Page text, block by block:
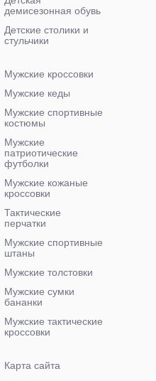
демисезонная обувь
Детские столики и
стульчики
Мужские кроссовки
Мужские кеды
Мужские спортивные
костюмы
Мужские
патриотические
футболки
Мужские кожаные
кроссовки
Тактические
перчатки
Мужские спортивные
штаны
Мужские толстовки
Мужские сумки
бананки
Мужские тактические
кроссовки
Карта сайта